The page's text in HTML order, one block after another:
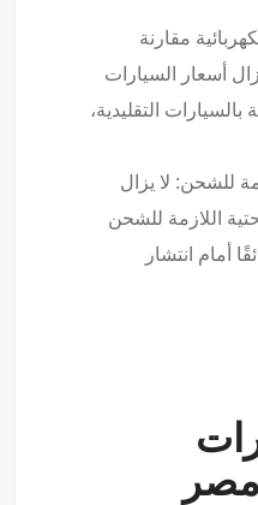
مقارنة
أسعار السيارات
بالسيارات التقليدية،
للشحن: لا يزال
اللازمة للشحن
أمام انتشار
مصر